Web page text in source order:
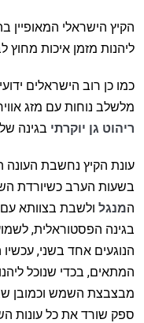
הקיץ הישראלי המאופיין
ליהנות מזמן איכות מחוץ
כמו כן רוב הישראלים
מלשלב נוחות עם מזג
ריהוט גן יוקרתי בגינה
עונת הקיץ נחשבת העונה
בשעות הערב כשיורדת
המנגל ולשבת בצוותא עם
בגינה הפסטוראלית,
הנוגעים אחד בשני,
המתאים, בכדי שנוכל
מבצבצת השמש וכמובן
ספק שורד את כל עונות